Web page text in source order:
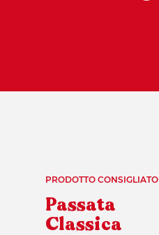
PRODOTTO CONSIGLIATO
Passata
Classica